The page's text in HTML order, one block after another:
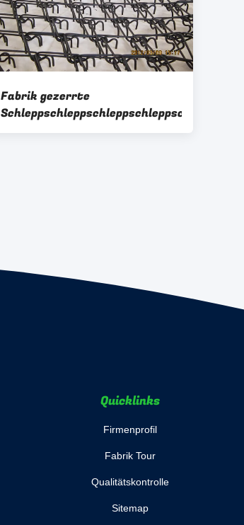
Fabrik gezerrte
Quicklinks
Firmenprofil
Fabrik Tour
Qualitätskontrolle
Sitemap